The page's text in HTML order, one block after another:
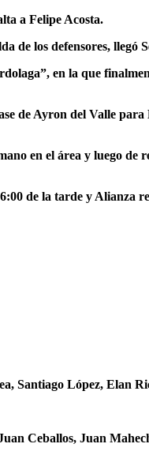
a Felipe Acosta.
de los defensores,
en la que
de Ayron del Valle
en el área y luego
de la tarde y Alianza
Santiago López, Elan
Ceballos, Juan